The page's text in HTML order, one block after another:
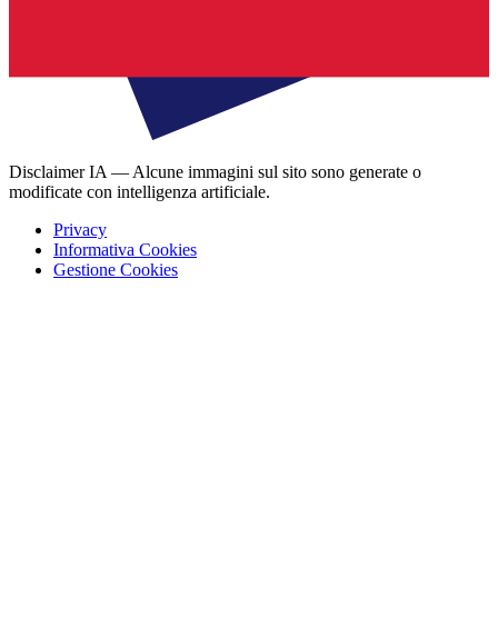
Disclaimer IA — Alcune immagini sul sito sono generate o
modificate con intelligenza artificiale.
Privacy
Informativa Cookies
Gestione Cookies